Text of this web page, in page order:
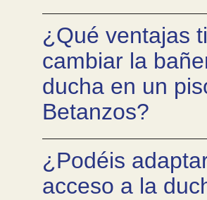
¿Qué ventajas
cambiar la
ducha en un
Betanzos?
¿Podéis
acceso a la